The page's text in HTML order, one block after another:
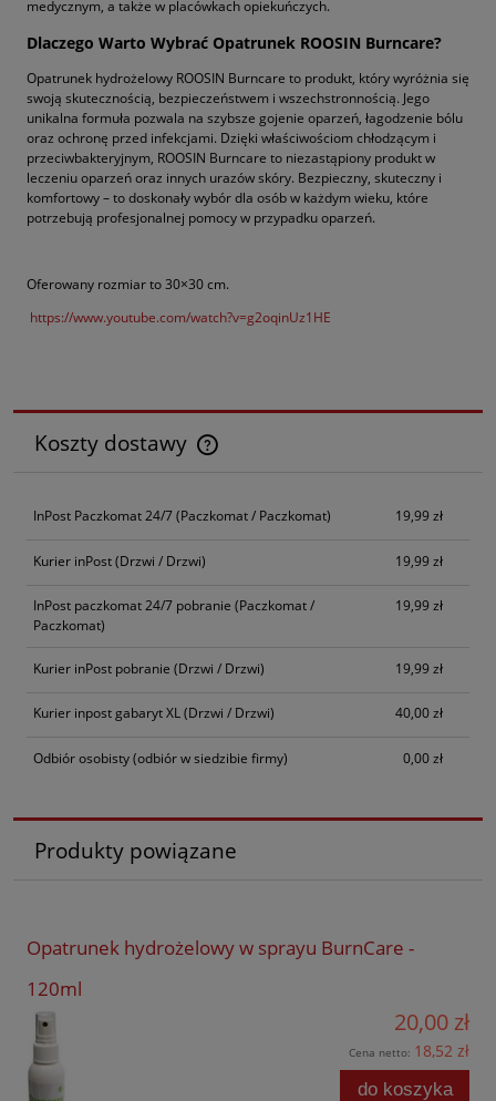
medycznym, a także w placówkach opiekuńczych.
Dlaczego Warto Wybrać Opatrunek ROOSIN Burncare?
Opatrunek hydrożelowy ROOSIN Burncare to produkt, który wyróżnia się
swoją skutecznością, bezpieczeństwem i wszechstronnością. Jego
unikalna formuła pozwala na szybsze gojenie oparzeń, łagodzenie bólu
oraz ochronę przed infekcjami. Dzięki właściwościom chłodzącym i
przeciwbakteryjnym, ROOSIN Burncare to niezastąpiony produkt w
leczeniu oparzeń oraz innych urazów skóry. Bezpieczny, skuteczny i
komfortowy – to doskonały wybór dla osób w każdym wieku, które
potrzebują profesjonalnej pomocy w przypadku oparzeń.
Oferowany rozmiar to 30×30 cm.
https://www.youtube.com/watch?v=g2oqinUz1HE
Koszty dostawy
Cena nie zawiera ewentualnych kosztów płatności
InPost Paczkomat 24/7(Paczkomat / Paczkomat) 19,99 zł
Kurier inPost(Drzwi / Drzwi) 19,99 zł
InPost paczkomat 24/7 pobranie (Paczkomat /
Paczkomat)
19,99 zł
Kurier inPost pobranie (Drzwi / Drzwi) 19,99 zł
Kurier inpost gabaryt XL(Drzwi / Drzwi) 40,00 zł
Odbiór osobisty(odbiór w siedzibie firmy) 0,00 zł
Produkty powiązane
Opatrunek hydrożelowy w sprayu BurnCare -
120ml
20,00 zł
Cena netto: 18,52 zł
do koszyka